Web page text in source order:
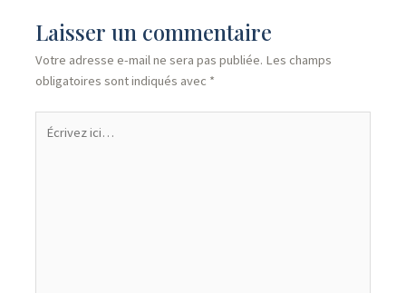
Laisser un commentaire
Votre adresse e-mail ne sera pas publiée. Les champs
obligatoires sont indiqués avec *